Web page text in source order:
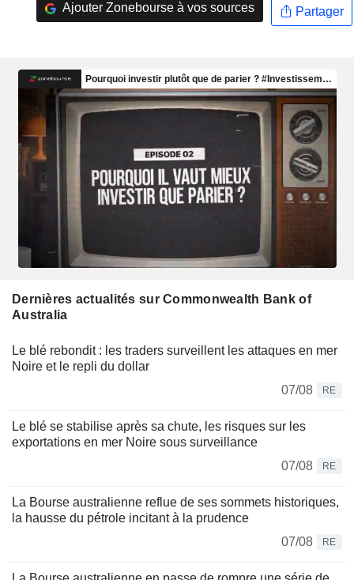
Ajouter Zonebourse à vos sources Partager
Dernières actualités sur Commonwealth Bank of
Australia
Le blé rebondit : les traders surveillent les attaques en mer
Noire et le repli du dollar
07/08
RE
Le blé se stabilise après sa chute, les risques sur les
exportations en mer Noire sous surveillance
07/08
RE
La Bourse australienne reflue de ses sommets historiques,
la hausse du pétrole incitant à la prudence
07/08
RE